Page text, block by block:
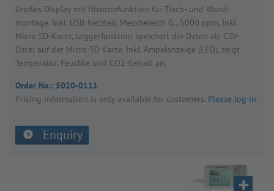
Großes Display mit Histor­ie­funk­tion für Tisch- und Wand­
montage. Inkl. USB-Netzteil, Mess­bereich 0...5000 ppm, Inkl.
Micro SD-Karte, Logger­funk­tion speichert die Daten als CSV-
Datei auf der Micro-SD Karte. Inkl. Ampelan­zeige (LED), zeigt
Temper­atur, Feuchte und CO2-Gehalt an.
Order No.: 5020-0111
Pricing inform­a­tion is only avail­able for customers. Please log in.
Enquiry